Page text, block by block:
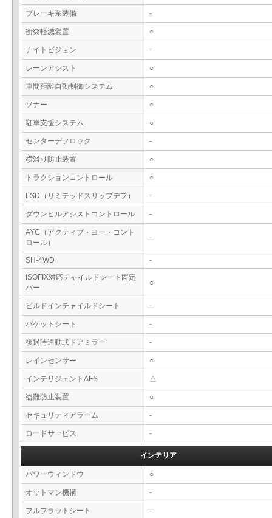
ブレーキ系装備 -
衝突軽減装置 ○
ナイトビジョン -
レーンアシスト ○
車間距離自動制御システム ○
ソナー ○
駐車支援システム ○
センターデフロック -
横滑り防止装置 ○
トラクションコントロール ○
LSD（リミテッドスリップデフ） -
ダウンヒルアシストコントロール -
AYC（アクティブ・ヨー・コント
ロール）
-
SH-4WD
-
ISOFIX対応チャイルドシート固定
バー
○
ビルドインチャイルドシート -
バケットシート -
後退時連動式ドアミラー -
レインセンサー ○
インテリジェントAFS △
盗難防止装置 ○
セキュリティアラーム -
ロードサービス -
インテリア
パワーウィンドウ ○
オットマン機構 -
フルフラットシート -